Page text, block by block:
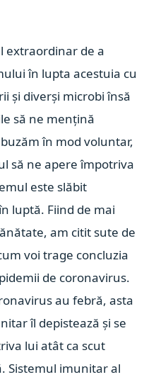
extraordinar de a
în lupta acestuia cu
și diverși microbi însă
să ne mențină
în mod voluntar,
să ne apere împotriva
este slăbit
luptă. Fiind de mai
am citit sute de
voi trage concluzia
de coronavirus.
au febră, asta
îl depistează și se
lui atât ca scut
Sistemul imunitar al